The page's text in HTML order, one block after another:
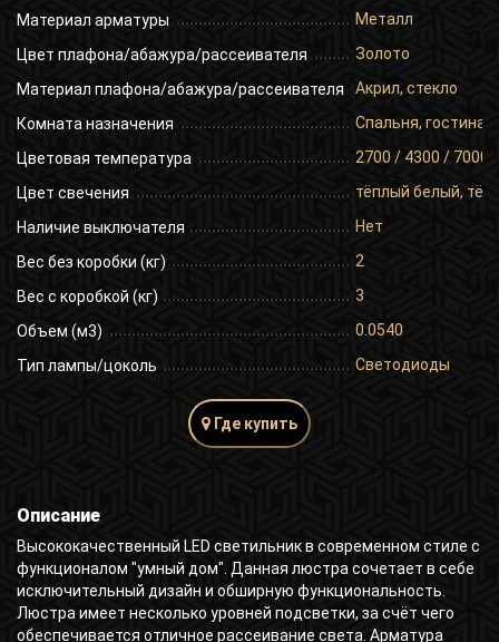
Материал арматуры Металл
Цвет плафона/абажура/рассеивателя Золото
Материал плафона/абажура/рассеивателя Акрил, стекло
Комната назначения Спальня,
Цветовая температура 2700 / 4300 / 7000
Цвет свечения тёплый белый,
Наличие выключателя Нет
Вес без коробки (кг) 2
Вес с коробкой (кг) 3
Объем (м3) 0.0540
Тип лампы/цоколь Светодиоды
Где купить
Описание
Высококачественный LED светильник в современном стиле с
функционалом "умный дом". Данная люстра сочетает в себе
исключительный дизайн и обширную функциональность.
Люстра имеет несколько уровней подсветки, за счёт чего
обеспечивается отличное рассеивание света. Арматура